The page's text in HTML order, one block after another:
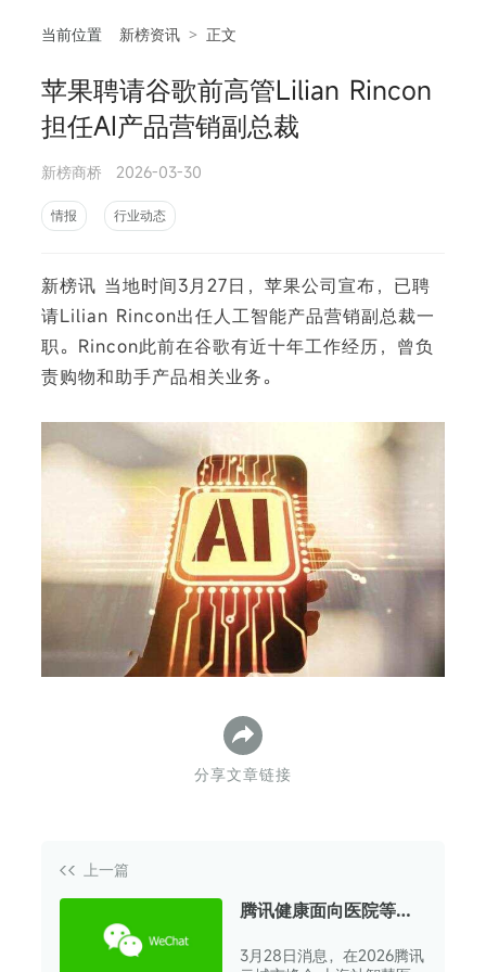
当前位置 新榜资讯 > 正文
苹果聘请谷歌前高管Lilian Rincon
担任AI产品营销副总裁
新榜商桥 2026-03-30
情报 行业动态
新榜讯 当地时间3月27日，苹果公司宣布，已聘
请Lilian Rincon出任人工智能产品营销副总裁一
职。Rincon此前在谷歌有近十年工作经历，曾负
责购物和助手产品相关业务。
分享文章链接
上一篇
腾讯健康面向医院等产
3月28日消息，在2026腾讯